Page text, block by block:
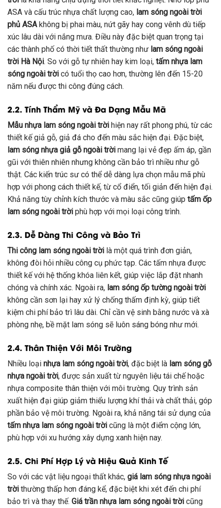
ASA và cấu trúc nhựa chất lượng cao, lam sóng ngoài trời
phủ ASAkhông bị phai màu, nứt gãy hay cong vênh dù tiếp
xúc lâu dài với nắng mưa. Điều này đặc biệt quan trọng tại
các thành phố có thời tiết thất thường như lam sóng ngoài
trời Hà Nội. So với gỗ tự nhiên hay kim loại, tấm nhựa lam
sóng ngoài trời có tuổi thọ cao hơn, thường lên đến 15-20
năm nếu được thi công đúng cách.
2.2. Tính Thẩm Mỹ và Đa Dạng Mẫu Mã
Mẫu nhựa lam sóng ngoài trời hiện nay rất phong phú, từ các
thiết kế giả gỗ, giả đá cho đến màu sắc hiện đại. Đặc biệt,
lam sóng nhựa giả gỗ ngoài trời mang lại vẻ đẹp ấm áp, gần
gũi với thiên nhiên nhưng không cần bảo trì nhiều như gỗ
thật. Các kiến trúc sư có thể dễ dàng lựa chọn mẫu mã phù
hợp với phong cách thiết kế, từ cổ điển, tối giản đến hiện đại.
Khả năng tùy chỉnh kích thước và màu sắc cũng giúp tấm ốp
lam sóng ngoài trời phù hợp với mọi loại công trình.
2.3. Dễ Dàng Thi Công và Bảo Trì
Thi công lam sóng ngoài trời là một quá trình đơn giản,
không đòi hỏi nhiều công cụ phức tạp. Các tấm nhựa được
thiết kế với hệ thống khóa liên kết, giúp việc lắp đặt nhanh
chóng và chính xác. Ngoài ra, lam sóng ốp tường ngoài trời
không cần sơn lại hay xử lý chống thấm định kỳ, giúp tiết
kiệm chi phí bảo trì lâu dài. Chỉ cần vệ sinh bằng nước và xà
phòng nhẹ, bề mặt lam sóng sẽ luôn sáng bóng như mới.
2.4. Thân Thiện Với Môi Trường
Nhiều loại nhựa lam sóng ngoài trời, đặc biệt là lam sóng gỗ
nhựa ngoài trời, được sản xuất từ nguyên liệu tái chế hoặc
nhựa composite thân thiện với môi trường. Quy trình sản
xuất hiện đại giúp giảm thiểu lượng khí thải và chất thải, góp
phần bảo vệ môi trường. Ngoài ra, khả năng tái sử dụng của
tấm nhựa lam sóng ngoài trời cũng là một điểm cộng lớn,
phù hợp với xu hướng xây dựng xanh hiện nay.
2.5. Chi Phí Hợp Lý và Hiệu Quả Kinh Tế
So với các vật liệu ngoại thất khác, giá lam sóng nhựa ngoài
trời thường thấp hơn đáng kể, đặc biệt khi xét đến chi phí
bảo trì và thay thế. Giá trần nhựa lam sóng ngoài trời cũng